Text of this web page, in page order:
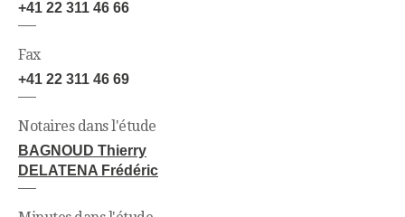
+41 22 311 46 66
Fax
+41 22 311 46 69
Notaires dans l'étude
BAGNOUD Thierry
DELATENA Frédéric